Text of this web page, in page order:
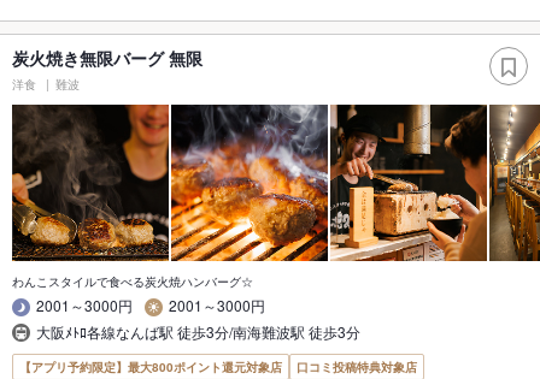
炭火焼き無限バーグ 無限
洋食 難波
わんこスタイルで食べる炭火焼ハンバーグ☆
2001～3000円
2001～3000円
大阪ﾒﾄﾛ各線なんば駅 徒歩3分/南海難波駅 徒歩3分
【アプリ予約限定】最大800ポイント還元対象店 口コミ投稿特典対象店